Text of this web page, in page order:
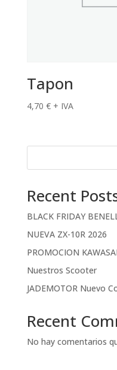
Tapon
4,70 € + IVA
Recent
BLACK FRIDAY
NUEVA ZX-10R 2026
PROMOCION
Nuestros Scooter
JADEMOTOR Nuevo
Recent
No hay comentarios